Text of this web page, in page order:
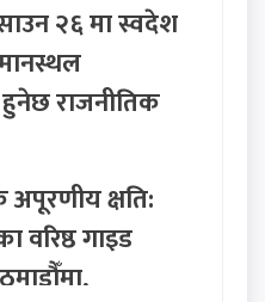
२६ मा स्वदेश
राजनीतिक
अपूरणीय क्षति:
वरिष्ठ गाइड